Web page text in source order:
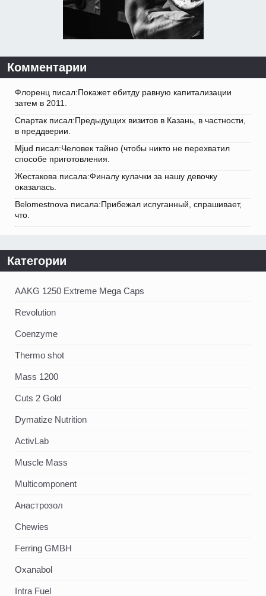
Комментарии
Флоренц писал:Покажет ебитду равную капитализации
затем в 2011.
Спартак писал:Предыдущих визитов в Казань, в частности,
в преддверии.
Mjud писал:Человек тайно (чтобы никто не перехватил
способе приготовления.
Жестакова писала:Финалу кулачки за нашу девочку
оказалась.
Belomestnova писала:Прибежал испуганный, спрашивает,
что.
Категории
AAKG 1250 Extreme Mega Caps
Revolution
Coenzyme
Thermo shot
Mass 1200
Cuts 2 Gold
Dymatize Nutrition
ActivLab
Muscle Mass
Multicomponent
Анастрозол
Chewies
Ferring GMBH
Oxanabol
Intra Fuel